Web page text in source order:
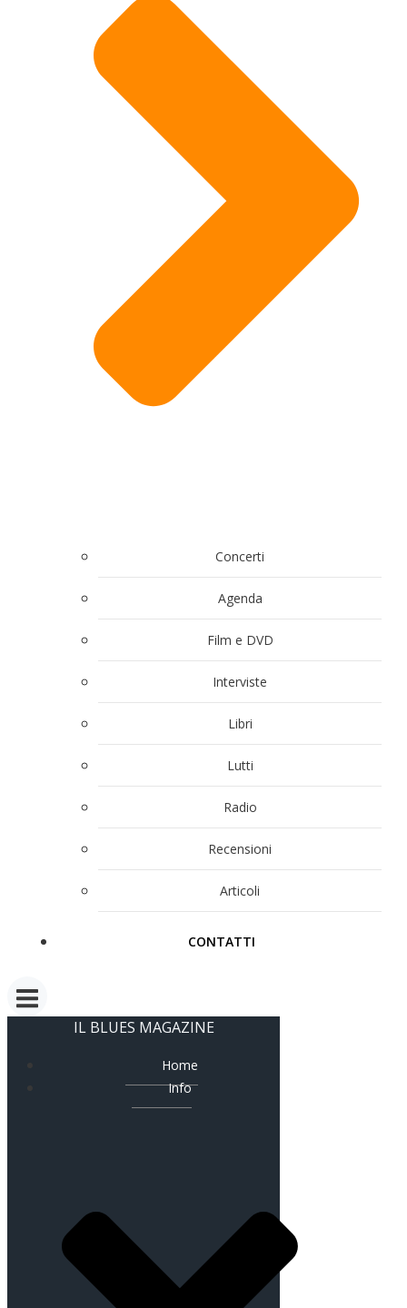
Concerti
Agenda
Film e DVD
Interviste
Libri
Lutti
Radio
Recensioni
Articoli
CONTATTI
IL BLUES MAGAZINE
Home
Info